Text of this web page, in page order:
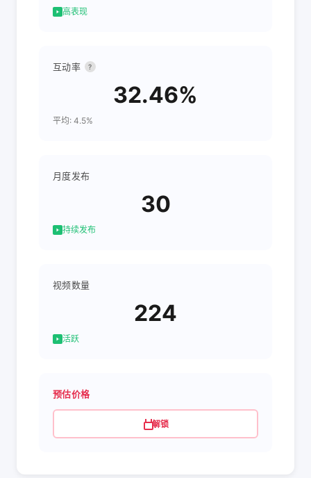
高表现
互动率 ?
32.46%
平均: 4.5%
月度发布
30
持续发布
视频数量
224
活跃
预估价格
解锁